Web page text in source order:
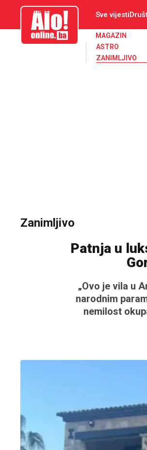
aloonline.ba Sve vijesti
MAGAZIN
ASTRO
ZANIMLJIVO
Zanimljivo
Patnja u
„Ovo je vila u
narodnim
nemilost